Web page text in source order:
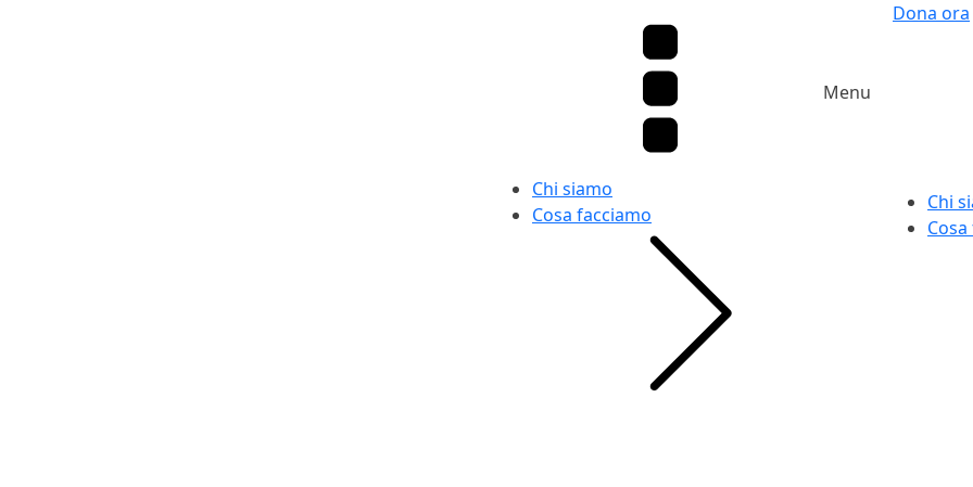
Menu
Chi siamo
Cosa facciamo
Dona ora
Chi